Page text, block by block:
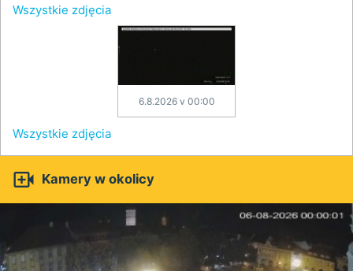
Wszystkie zdjęcia
6.8.2026 v 00:00
Wszystkie zdjęcia
 Kamery w okolicy